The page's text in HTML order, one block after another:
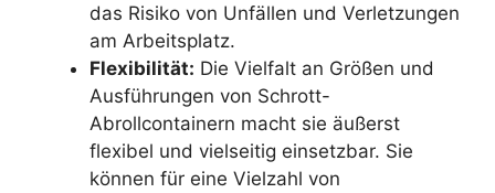
das Risiko von Unfällen und Verletzungen
am Arbeitsplatz.
Flexibilität: Die Vielfalt an Größen und
Ausführungen von Schrott-
Abrollcontainern macht sie äußerst
flexibel und vielseitig einsetzbar. Sie
können für eine Vielzahl von